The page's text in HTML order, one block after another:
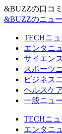
&BUZZの口コ
&BUZZのニュ
TECHニュ
エンタニ
サイエン
スポーツ
ビジネス
ヘルスケ
一般ニュ
TECHニュ
エンタニ